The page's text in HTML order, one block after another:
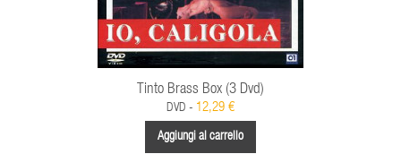
Tinto Brass Box (3 Dvd)
DVD - 12,29 €
Aggiungi al carrello